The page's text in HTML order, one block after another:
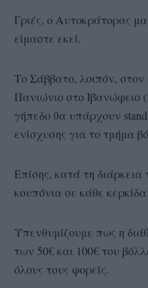
Γριές, ο Αυτοκράτορας
είμαστε εκεί.
Το Σάββατο, λοιπόν,
Πανιώνιο στο Ιβανώφειο
γήπεδο θα υπάρχουν
ενίσχυσης για το τμήμα
Επίσης, κατά τη
κουπόνια σε κάθε
Υπενθυμίζουμε πως η
των 50€ και 100€ του
όλους τους φορείς.